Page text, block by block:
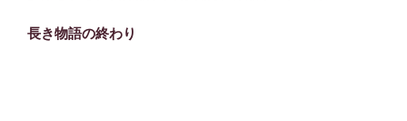
長き物語の終わり